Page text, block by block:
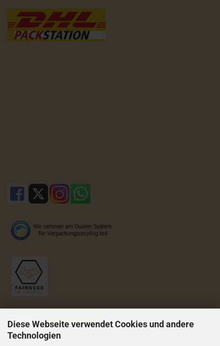
Diese Webseite verwendet Cookies und andere
Technologien